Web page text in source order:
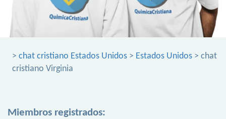
> chat cristiano Estados Unidos > Estados Unidos > chat
cristiano Virginia
Miembros registrados: